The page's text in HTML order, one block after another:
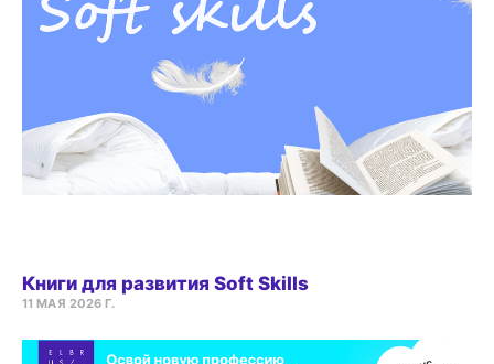
Книги для развития Soft Skills
11 МАЯ 2026 Г.